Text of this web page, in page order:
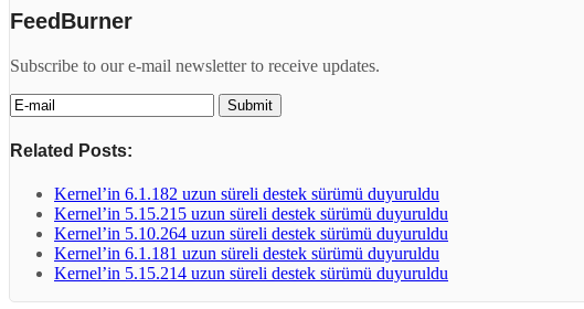
FeedBurner
Subscribe to our e-mail newsletter to receive updates.
Related Posts:
Kernel’in 6.1.182 uzun süreli destek sürümü duyuruldu
Kernel’in 5.15.215 uzun süreli destek sürümü duyuruldu
Kernel’in 5.10.264 uzun süreli destek sürümü duyuruldu
Kernel’in 6.1.181 uzun süreli destek sürümü duyuruldu
Kernel’in 5.15.214 uzun süreli destek sürümü duyuruldu